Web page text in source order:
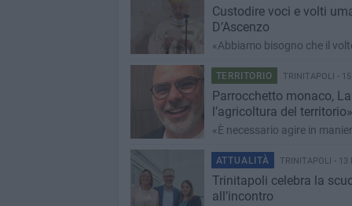
Custodire voci e volti
D’Ascenzo
«Abbiamo bisogno che il
TERRITORIO TRINITAPOLI -
Parrocchetto monaco,
l’agricoltura del territorio»
«È necessario agire in
ATTUALITÀ TRINITAPOLI - 13
Trinitapoli celebra la
all’incontro